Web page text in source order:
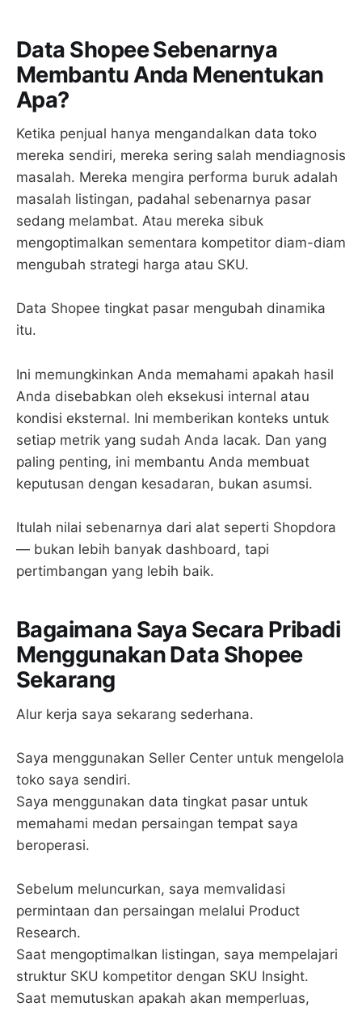
Data Shopee Sebenarnya
Membantu Anda Menentukan
Apa?
Ketika penjual hanya mengandalkan data toko
mereka sendiri, mereka sering salah mendiagnosis
masalah. Mereka mengira performa buruk adalah
masalah listingan, padahal sebenarnya pasar
sedang melambat. Atau mereka sibuk
mengoptimalkan sementara kompetitor diam-diam
mengubah strategi harga atau SKU.
Data Shopee tingkat pasar mengubah dinamika
itu.
Ini memungkinkan Anda memahami apakah hasil
Anda disebabkan oleh eksekusi internal atau
kondisi eksternal. Ini memberikan konteks untuk
setiap metrik yang sudah Anda lacak. Dan yang
paling penting, ini membantu Anda membuat
keputusan dengan kesadaran, bukan asumsi.
Itulah nilai sebenarnya dari alat seperti Shopdora
— bukan lebih banyak dashboard, tapi
pertimbangan yang lebih baik.
Bagaimana Saya Secara Pribadi
Menggunakan Data Shopee
Sekarang
Alur kerja saya sekarang sederhana.
Saya menggunakan Seller Center untuk mengelola
toko saya sendiri.
Saya menggunakan data tingkat pasar untuk
memahami medan persaingan tempat saya
beroperasi.
Sebelum meluncurkan, saya memvalidasi
permintaan dan persaingan melalui Product
Research.
Saat mengoptimalkan listingan, saya mempelajari
struktur SKU kompetitor dengan SKU Insight.
Saat memutuskan apakah akan memperluas,